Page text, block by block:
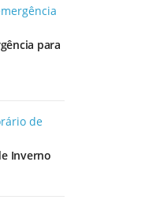
para
Inverno